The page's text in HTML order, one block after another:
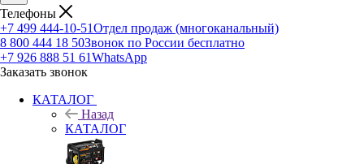
Телефоны
+7 499 444-10-51Отдел продаж (многоканальный)
8 800 444 18 50Звонок по России бесплатно
+7 926 888 51 61WhatsApp
Заказать звонок
КАТАЛОГ
Назад
КАТАЛОГ